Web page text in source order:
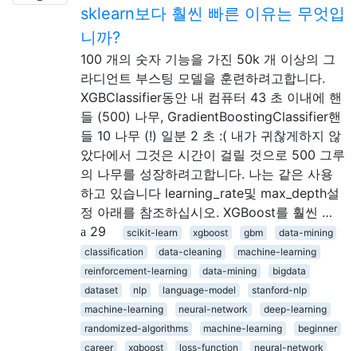
sklearn보다 훨씬 빠른 이유는 무엇입
니까?
100 개의 숫자 기능을 가진 50k 개 이상의 그
라디언트 부스팅 모델을 훈련하려고합니다.
XGBClassifier동안 내 컴퓨터 43 초 이내에 핸
들 (500) 나무, GradientBoostingClassifier핸
들 10 나무 (!) 일분 2 초 :( 내가 귀찮게하지 않
았다에서 그것은 시간이 걸릴 것으로 500 그루
의 나무를 성장하려고합니다. 나는 같은 사용
하고 있습니다 learning_rate및 max_depth설
정 아래를 참조하십시오. XGBoost를 훨씬 …
29
scikit-learn xgboost gbm
data-mining
classification
data-cleaning
machine-learning
reinforcement-learning
data-mining
bigdata
dataset
nlp language-model
stanford-nlp
machine-learning
neural-network
deep-learning
randomized-algorithms
machine-learning
beginner
career
xgboost loss-function
neural-network